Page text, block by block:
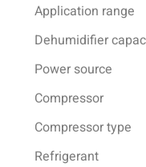
Application range
Dehumidifier
Power source
Compressor
Compressor type
Refrigerant